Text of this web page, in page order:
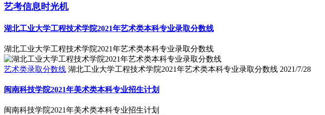
艺考信息时光机
湖北工业大学工程技术学院2021年艺术类本科专业录取分数线
湖北工业大学工程技术学院2021年艺术类本科专业录取分数线
艺术类录取分数线 湖北工业大学工程技术学院2021年艺术类本科专业录取分数线 2021/7/28
闽南科技学院2021年美术类本科专业招生计划
闽南科技学院2021年美术类本科专业招生计划